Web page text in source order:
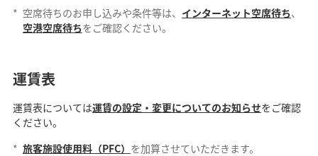
* 空席待ちのお申し込みや条件等は、 インターネット空席待ち、
空港空席待ちをご確認ください。
運賃表
運賃表については運賃の設定・変更についてのお知らせをご確認
ください。
* 旅客施設使用料（PFC） を加算させていただきます。